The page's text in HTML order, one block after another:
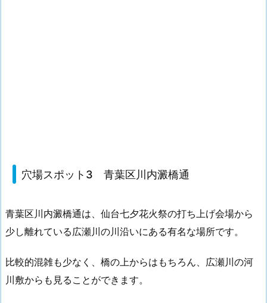
穴場スポット3 青葉区川内澱橋通
青葉区川内澱橋通は、仙台七夕花火祭の打ち上げ会場から
少し離れている広瀬川の川沿いにある有名な場所です。
比較的混雑も少なく、橋の上からはもちろん、広瀬川の河
川敷からも見ることができます。